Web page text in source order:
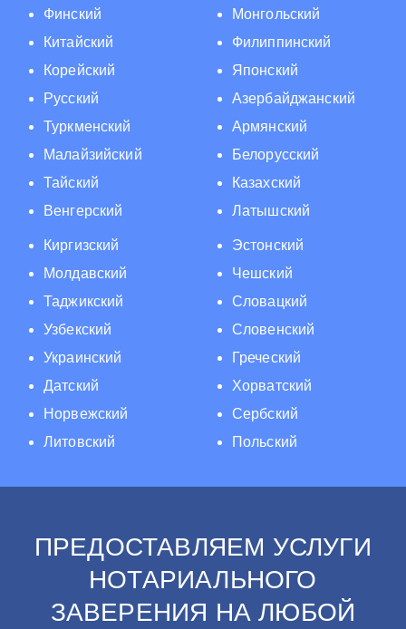
Финский
Китайский
Корейский
Русский
Туркменский
Малайзийский
Тайский
Венгерский
Монгольский
Филиппинский
Японский
Азербайджанский
Армянский
Белорусский
Казахский
Латышский
Киргизский
Молдавский
Таджикский
Узбекский
Украинский
Датский
Норвежский
Литовский
Эстонский
Чешский
Словацкий
Словенский
Греческий
Хорватский
Сербский
Польский
ПРЕДОСТАВЛЯЕМ УСЛУГИ
НОТАРИАЛЬНОГО
ЗАВЕРЕНИЯ НА ЛЮБОЙ